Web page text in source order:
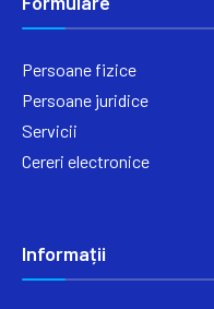
Persoane fizice
Persoane juridice
Servicii
Cereri electronice
Informații